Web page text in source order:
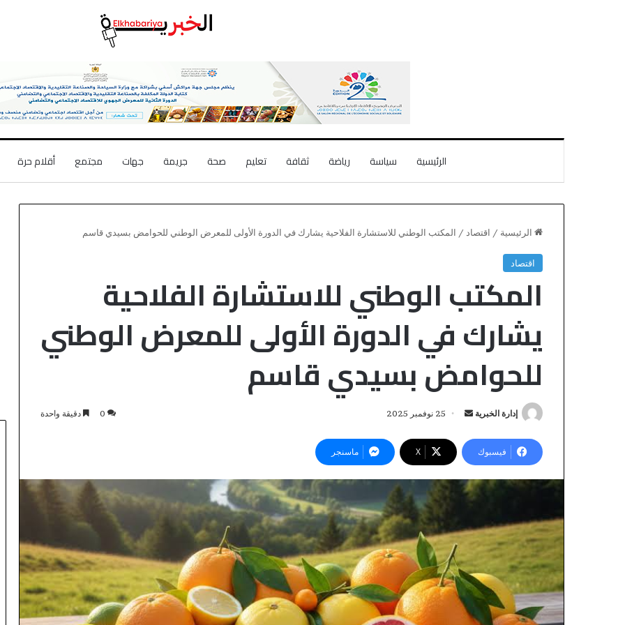
الرئيسية سياسة رياضة ثقافة تعليم صحة جريمة جهات مجتمع أقلام حرة
الرئيسية / اقتصاد / المكتب الوطني للاستشارة الفلاحية يشارك في الدورة الأولى للمعرض الوطني للحوامض بسيدي قاسم
اقتصاد
المكتب الوطني للاستشارة الفلاحية
يشارك في الدورة الأولى للمعرض الوطني
للحوامض بسيدي قاسم
إدارة الخبرية
أرسل
إلكترونيا
25 نوفمبر 2025 0 دقيقة واحدة
فيسبوك ‫X ماسنجر
FB_AUDIT_TEMP
منذ 3 دقائق
FB_AUDIT_TEMP
FB_AUDIT_TEMP
منذ 3 دقائق
FB_AUDIT_TEMP